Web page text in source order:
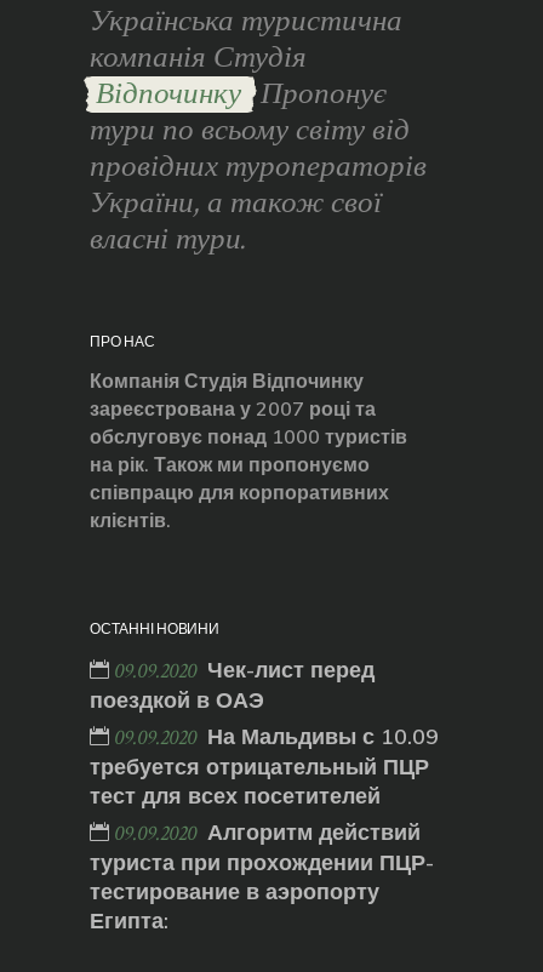
Українська туристична
компанія Студія
Відпочинку Пропонує
тури по всьому світу від
провідних туроператорів
України, а також свої
власні тури.
ПРО НАС
Компанія Студія Відпочинку
зареєстрована у 2007 році та
обслуговує понад 1000 туристів
на рік. Також ми пропонуємо
співпрацю для корпоративних
клієнтів.
ОСТАННІ НОВИНИ
09.09.2020 Чек-лист перед
поездкой в ОАЭ
09.09.2020 На Мальдивы с 10.09
требуется отрицательный ПЦР
тест для всех посетителей
09.09.2020 Алгоритм действий
туриста при прохождении ПЦР-
тестирование в аэропорту
Египта: